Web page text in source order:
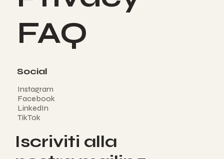
FAQ
Social
Instagram
Facebook
LinkedIn
TikTok
Iscriviti alla